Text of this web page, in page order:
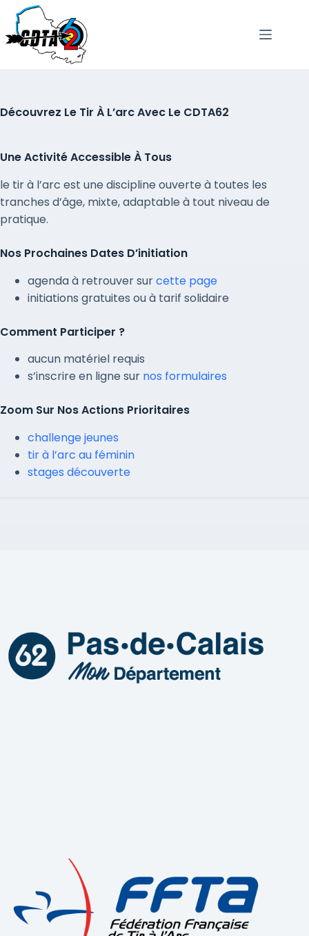
passer
contenu
Découvrez Le Tir À L’arc Avec Le CDTA62
Une Activité Accessible À Tous
le tir à l’arc est une discipline ouverte à toutes les
tranches d’âge, mixte, adaptable à tout niveau de
pratique.
Nos Prochaines Dates D’initiation
agenda à retrouver surcette page
initiations gratuites ou à tarif solidaire
Comment Participer ?
aucun matériel requis
s’inscrire en ligne sur nos formulaires
Zoom Sur Nos Actions Prioritaires
challenge jeunes
tir à l’arc au féminin
stages découverte